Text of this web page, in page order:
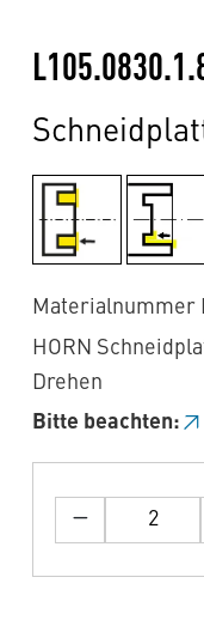
Materialnummer
HORN
Drehen
Bitte beachten: